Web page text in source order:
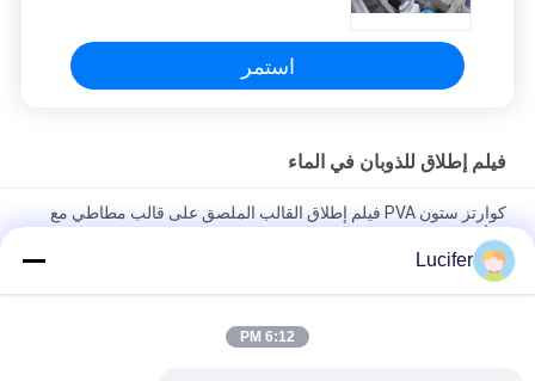
استمر
فيلم إطلاق للذوبان في الماء
كوارتز ستون PVA فيلم إطلاق القالب الملصق على قالب مطاطي مع
غراء محدد
الكوارتزية
Lucifer
6:12 PM